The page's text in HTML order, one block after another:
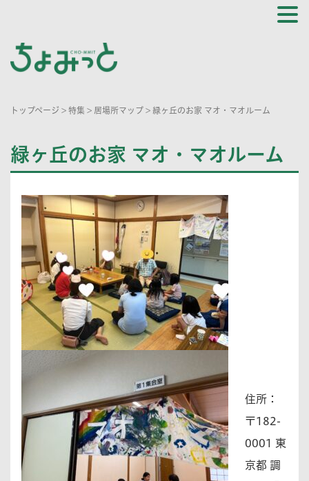
トップページ > 特集 > 居場所マップ > 緑ヶ丘のお家 マオ・マオルーム
緑ヶ丘のお家 マオ・マオルーム
住所：
〒182-
0001 東
京都 調